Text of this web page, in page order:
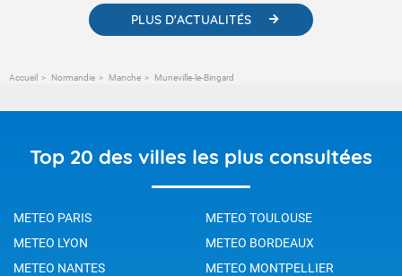
PLUS D'ACTUALITÉS
Accueil Normandie Manche Muneville-le-Bingard
Top 20 des villes les plus consultées
METEO PARIS
METEO TOULOUSE
METEO LYON
METEO BORDEAUX
METEO NANTES
METEO MONTPELLIER